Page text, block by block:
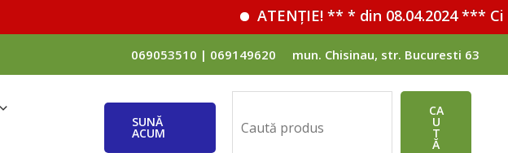
ATENȚIE! ** * din 08.04.2024 ***
069053510 | 069149620 mun. Chisinau, str. Bucuresti 63
SUNĂ
ACUM
CA
U
T
Ă